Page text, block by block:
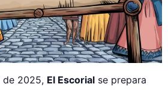
de 2025, El Escorial se prepara